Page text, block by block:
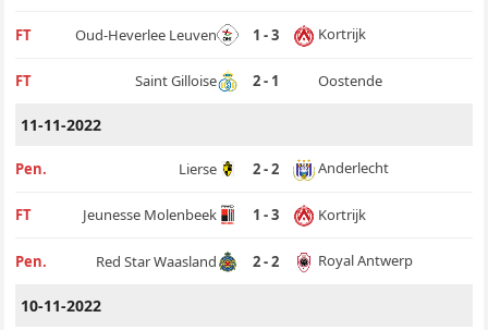
FT Oud-Heverlee Leuven 1 - 3 Kortrijk
FT Saint Gilloise 2 - 1 Oostende
11-11-2022
Pen. Lierse 2 - 2 Anderlecht
FT Jeunesse Molenbeek 1 - 3 Kortrijk
Pen. Red Star Waasland 2 - 2 Royal Antwerp
10-11-2022